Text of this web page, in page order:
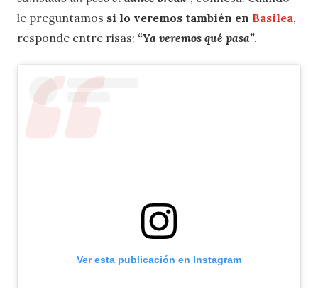
le preguntamos si lo veremos también en Basilea,
responde entre risas: “Ya veremos qué pasa”.
Ver esta publicación en Instagram